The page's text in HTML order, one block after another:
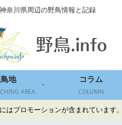
神奈川県周辺の野鳥情報と記録
地
AREA
コラム
COLUMN
はプロモーションが含まれています。